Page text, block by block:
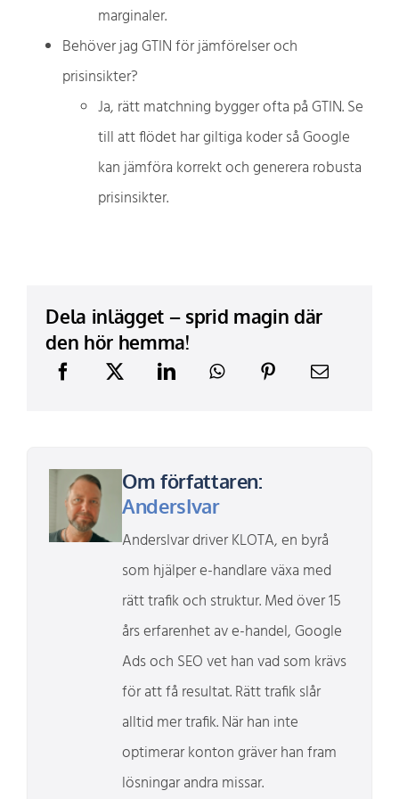
marginaler.
Behöver jag GTIN för jämförelser och
prisinsikter?
Ja, rätt matchning bygger ofta på GTIN. Se
till att flödet har giltiga koder så Google
kan jämföra korrekt och generera robusta
prisinsikter.
Dela inlägget – sprid magin där
den hör hemma!
Om författaren:
AndersIvar
AndersIvar driver KLOTA, en byrå
som hjälper e-handlare växa med
rätt trafik och struktur. Med över 15
års erfarenhet av e-handel, Google
Ads och SEO vet han vad som krävs
för att få resultat. Rätt trafik slår
alltid mer trafik. När han inte
optimerar konton gräver han fram
lösningar andra missar.